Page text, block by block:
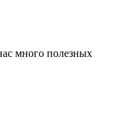
много полезных